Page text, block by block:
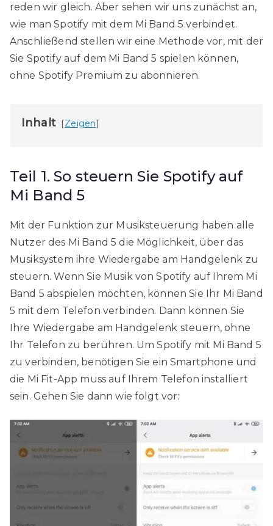
reden wir gleich. Aber sehen wir uns zunächst an,
wie man Spotify mit dem Mi Band 5 verbindet.
Anschließend stellen wir eine Methode vor, mit der
Sie Spotify auf dem Mi Band 5 spielen können,
ohne Spotify Premium zu abonnieren.
Inhalt Zeigen
Teil 1. So steuern Sie Spotify auf
Mi Band 5
Mit der Funktion zur Musiksteuerung haben alle
Nutzer des Mi Band 5 die Möglichkeit, über das
Musiksystem ihre Wiedergabe am Handgelenk zu
steuern. Wenn Sie Musik von Spotify auf Ihrem Mi
Band 5 abspielen möchten, können Sie Ihr Mi Band
5 mit dem Telefon verbinden. Dann können Sie
Ihre Wiedergabe am Handgelenk steuern, ohne
Ihr Telefon zu berühren. Um Spotify mit Mi Band 5
zu verbinden, benötigen Sie ein Smartphone und
die Mi Fit-App muss auf Ihrem Telefon installiert
sein. Gehen Sie dann wie folgt vor: